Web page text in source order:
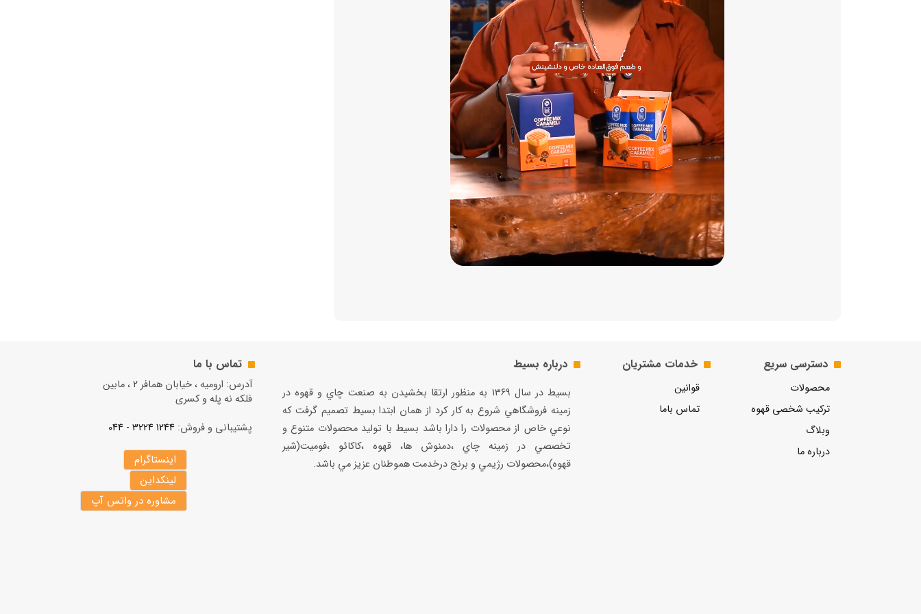
دسترسی سریع
محصولات
ترکیب شخصی قهوه
وبلاگ
درباره ما
خدمات مشتریان
قوانین
تماس باما
درباره بسیط
بسيط در سال ۱۳۶۹ به منظور ارتقا بخشيدن به صنعت چاي و قهوه در
زمينه فروشگاهي شروع به كار كرد از همان ابتدا بسيط تصميم گرفت كه
نوعي خاص از محصولات را دارا باشد بسيط با توليد محصولات متنوع و
تخصصي در زمينه چاي ،دمنوش ها، قهوه ،كاكائو ،فوميت(شير
قهوه)،محصولات رژيمي و برنج درخدمت هموطنان عزيز مي باشد.
تماس با ما
آدرس: ارومیه ، خیابان همافر 2 ، مابين
فلكه نه پله و کسری
پشتیبانی و فروش: 1244 3224 - 044
اینستاگرام
لینکداین
مشاوره در واتس آپ